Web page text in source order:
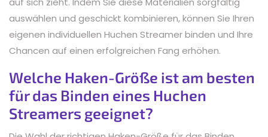
auswählen und geschickt kombinieren, können Sie Ihren
eigenen individuellen Huchen Streamer binden und Ihre
Chancen auf einen erfolgreichen Fang erhöhen.
Welche Haken-Größe ist am besten
für das Binden eines Huchen
Streamers geeignet?